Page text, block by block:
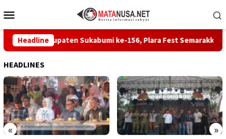
ke
Mobile
Headline
Kabupaten Sukabumi ke-156, Plara Fest Semarakkan
HEADLINES
« »